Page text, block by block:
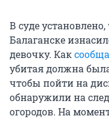
В суде
Балаганске
девочку. Как
убитая должна
чтобы пойти на
обнаружили на
огородов. На